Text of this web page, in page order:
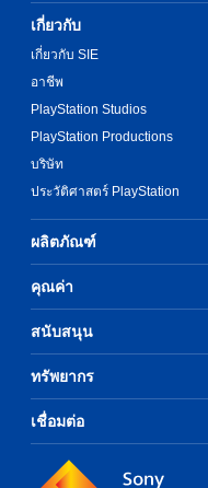
เกี่ยวกับ
เกี่ยวกับ SIE
อาชีพ
PlayStation Studios
PlayStation Productions
บริษัท
ประวัติศาสตร์ PlayStation
ผลิตภัณฑ์
คุณค่า
สนับสนุน
ทรัพยากร
เชื่อมต่อ